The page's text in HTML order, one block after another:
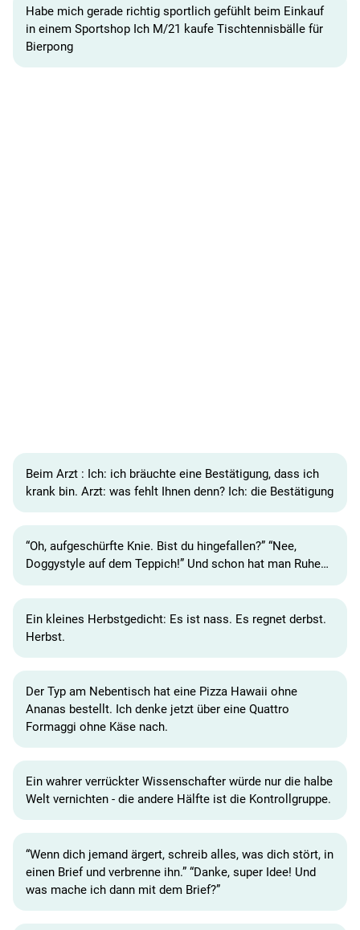
Habe mich gerade richtig sportlich gefühlt beim Einkauf
in einem Sportshop Ich M/21 kaufe Tischtennisbälle für
Bierpong
Beim Arzt : Ich: ich bräuchte eine Bestätigung, dass ich
krank bin. Arzt: was fehlt Ihnen denn? Ich: die Bestätigung
“Oh, aufgeschürfte Knie. Bist du hingefallen?” “Nee,
Doggystyle auf dem Teppich!” Und schon hat man Ruhe…
Ein kleines Herbstgedicht: Es ist nass. Es regnet derbst.
Herbst.
Der Typ am Nebentisch hat eine Pizza Hawaii ohne
Ananas bestellt. Ich denke jetzt über eine Quattro
Formaggi ohne Käse nach.
Ein wahrer verrückter Wissenschafter würde nur die halbe
Welt vernichten - die andere Hälfte ist die Kontrollgruppe.
“Wenn dich jemand ärgert, schreib alles, was dich stört, in
einen Brief und verbrenne ihn.” “Danke, super Idee! Und
was mache ich dann mit dem Brief?”